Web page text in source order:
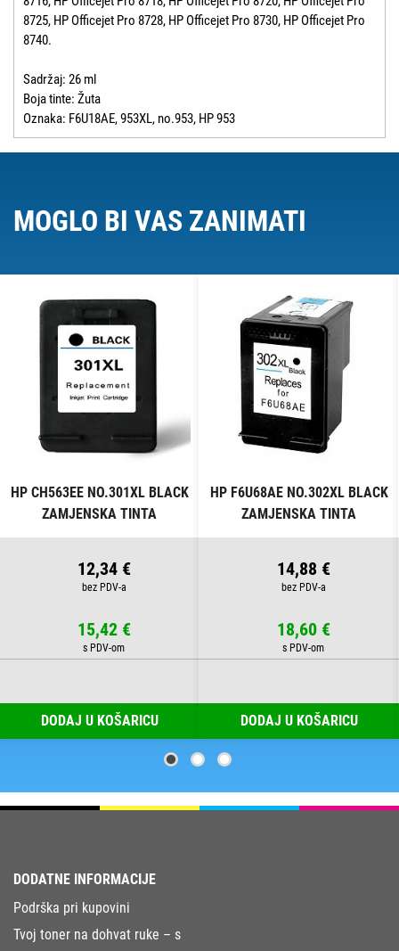
8725, HP Officejet Pro 8728, HP Officejet Pro 8730, HP Officejet Pro
8740.
Sadržaj: 26 ml
Boja tinte: Žuta
Oznaka: F6U18AE, 953XL, no.953, HP 953
MOGLO BI VAS ZANIMATI
HP CH563EE NO.301XL BLACK
ZAMJENSKA TINTA
12,34 €
15,42 €
DODAJ U KOŠARICU
HP F6U68AE NO.302XL BLACK
ZAMJENSKA TINTA
14,88 €
18,60 €
DODAJ U KOŠARICU
DODATNE INFORMACIJE
Podrška pri kupovini
Tvoj toner na dohvat ruke – s